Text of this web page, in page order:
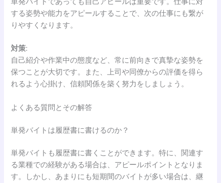
する姿勢や能力をアピールすることで、次の仕事にも繋が
りやすくなります。
対策:
自己紹介や作業中の態度など、常に前向きで真摯な姿勢を
保つことが大切です。また、上司や同僚からの評価を得ら
れるよう心掛け、信頼関係を築く努力をしましょう。
よくある質問とその解答
単発バイトは履歴書に書けるのか？
単発バイトも履歴書に書くことができます。特に、関連す
る業種での経験がある場合は、アピールポイントとなりま
す。しかし、あまりにも短期間のバイトが多い場合は、継